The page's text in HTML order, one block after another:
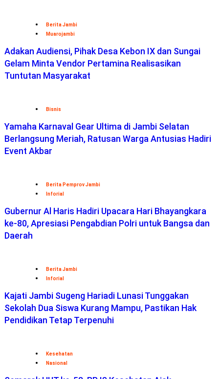
Berita Jambi
Muarojambi
Adakan Audiensi, Pihak Desa Kebon IX dan Sungai
Gelam Minta Vendor Pertamina Realisasikan
Tuntutan Masyarakat
Bisnis
Yamaha Karnaval Gear Ultima di Jambi Selatan
Berlangsung Meriah, Ratusan Warga Antusias Hadiri
Event Akbar
Berita Pemprov Jambi
Inforial
Gubernur Al Haris Hadiri Upacara Hari Bhayangkara
ke-80, Apresiasi Pengabdian Polri untuk Bangsa dan
Daerah
Berita Jambi
Inforial
Kajati Jambi Sugeng Hariadi Lunasi Tunggakan
Sekolah Dua Siswa Kurang Mampu, Pastikan Hak
Pendidikan Tetap Terpenuhi
Kesehatan
Nasional